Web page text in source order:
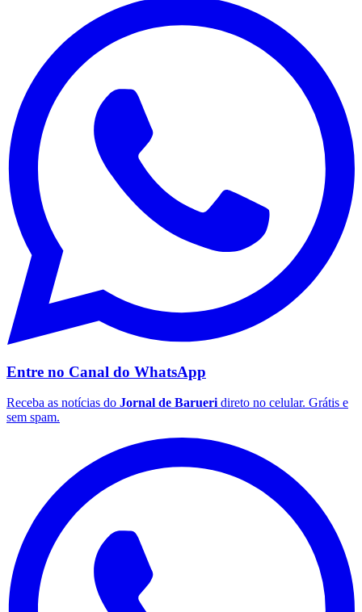
São Paulo
Entre no Canal do WhatsApp
Receba as notícias do Jornal de Barueri direto no celular. Grátis e
sem spam.